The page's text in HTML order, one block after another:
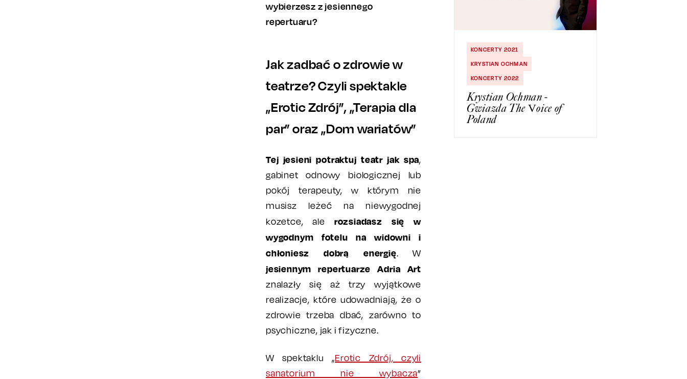
wybierzesz z jesiennego
repertuaru?
Jak zadbać o zdrowie w
teatrze? Czyli spektakle
„Erotic Zdrój”, „Terapia dla
par” oraz „Dom wariatów”
Tej jesieni potraktuj teatr jak spa,
gabinet odnowy biologicznej lub
pokój terapeuty, w którym nie
musisz leżeć na niewygodnej
kozetce, ale rozsiadasz się w
wygodnym fotelu na widowni i
chłoniesz dobrą energię. W
jesiennym repertuarze Adria Art
znalazły się aż trzy wyjątkowe
realizacje, które udowadniają, że o
zdrowie trzeba dbać, zarówno to
psychiczne, jak i fizyczne.
W spektaklu „Erotic Zdrój, czyli
sanatorium nie wybacza”
KONCERTY 2021
KRYSTIAN OCHMAN
KONCERTY 2022
Krystian Ochman -
Gwiazda The Voice of
Poland